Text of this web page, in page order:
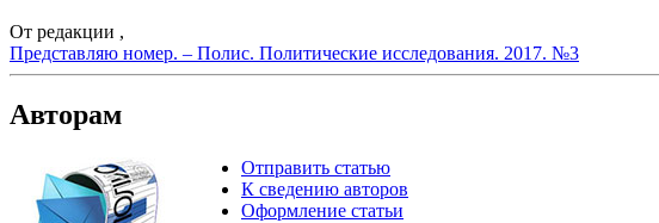
От редакции ,
Представляю номер. – Полис. Политические исследования. 2017. №3
Авторам
Отправить статью
К сведению авторов
Оформление статьи